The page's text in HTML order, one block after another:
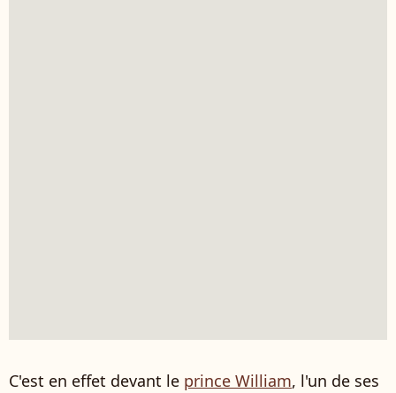
C'est en effet devant le prince William, l'un de ses